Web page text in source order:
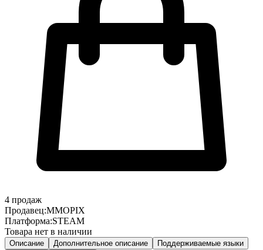
4 продаж
Продавец:MMOPIX
Платформа:STEAM
Товара нет в наличии
Описание Дополнительное описание
Поддерживаемые языки